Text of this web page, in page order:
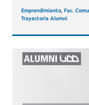
Emprendimiento, Fac.
Trayectoria Alumni